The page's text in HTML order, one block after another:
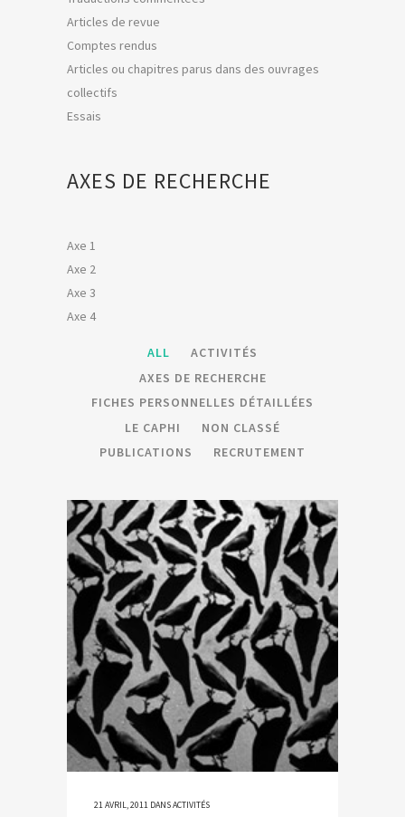
Articles de revue
Comptes rendus
Articles ou chapitres parus dans des ouvrages
collectifs
Essais
AXES DE RECHERCHE
Axe 1
Axe 2
Axe 3
Axe 4
ALL
ACTIVITÉS
AXES DE RECHERCHE
FICHES PERSONNELLES DÉTAILLÉES
LE CAPHI
NON CLASSÉ
PUBLICATIONS
RECRUTEMENT
21 AVRIL, 2011 DANSACTIVITÉS